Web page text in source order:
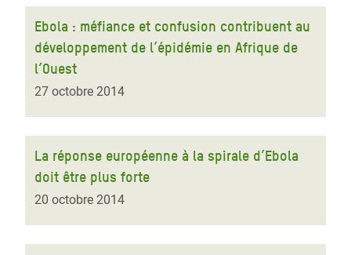
Ebola : méfiance et confusion contribuent au
développement de l’épidémie en Afrique de
l’Ouest
27 octobre 2014
La réponse européenne à la spirale d’Ebola
doit être plus forte
20 octobre 2014